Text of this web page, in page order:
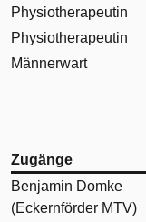
Physiotherapeutin
Physiotherapeutin
Männerwart
Zugänge
Benjamin Domke
(Eckernförder MTV)